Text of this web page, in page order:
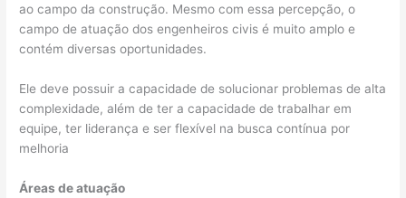
ao campo da construção. Mesmo com essa percepção, o
campo de atuação dos engenheiros civis é muito amplo e
contém diversas oportunidades.
Ele deve possuir a capacidade de solucionar problemas de alta
complexidade, além de ter a capacidade de trabalhar em
equipe, ter liderança e ser flexível na busca contínua por
melhoria
Áreas de atuação